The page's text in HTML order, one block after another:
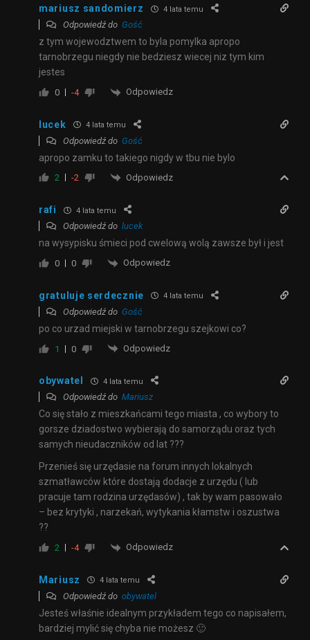
mariusz sandomierz 4 lata temu
Odpowiedź do Gość
z tym wojewodztwem to byla pomylka apropo
tarnobrzegu niegdy nie bedziesz wiecej niz tym kim
jestes
0 -4 Odpowiedz
lucek 4 lata temu
Odpowiedź do Gość
apropo zamku to takiego nigdy w tbu nie bylo
2 -2 Odpowiedz
rafi 4 lata temu
Odpowiedź do lucek
na wysypisku śmieci pod cwelową wolą zawsze był i jest
0 0 Odpowiedz
gratuluje serdecznie 4 lata temu
Odpowiedź do Gość
po co urzad miejski w tarnobrzegu szejkowi co?
1 0 Odpowiedz
obywatel 4 lata temu
Odpowiedź do Mariusz
Co się stało z mieszkańcami tego miasta , co wybory to
gorsze dziadostwo wybierają do samorządu oraz tych
samych nieudaczników od lat ???
Przenieś się urzędasie na forum innych lokalnych
szmatławców które dostają dodacje z urzędu ( lub
pracuje tam rodzina urzędasów) , tak by wam pasowało
– bez krytyki , narzekań, wytykania kłamstw i oszustwa
??
2 -4 Odpowiedz
Mariusz 4 lata temu
Odpowiedź do obywatel
Jesteś właśnie idealnym przykładem tego co napisałem,
bardziej mylić się chyba nie możesz 🙂